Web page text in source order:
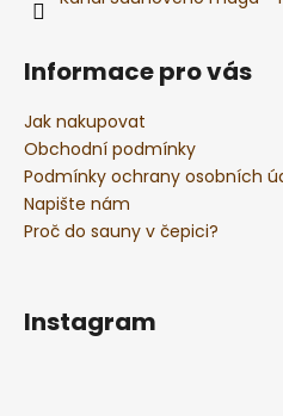
Informace pro vás
Jak nakupovat
Obchodní podmínky
Podmínky ochrany osobních
Napište nám
Proč do sauny v čepici?
Instagram